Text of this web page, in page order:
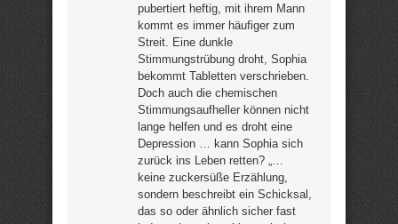
pubertiert heftig, mit ihrem Mann
kommt es immer häufiger zum
Streit. Eine dunkle
Stimmungstrübung droht, Sophia
bekommt Tabletten verschrieben.
Doch auch die chemischen
Stimmungsaufheller können nicht
lange helfen und es droht eine
Depression … kann Sophia sich
zurück ins Leben retten? „…
keine zuckersüße Erzählung,
sondern beschreibt ein Schicksal,
das so oder ähnlich sicher fast